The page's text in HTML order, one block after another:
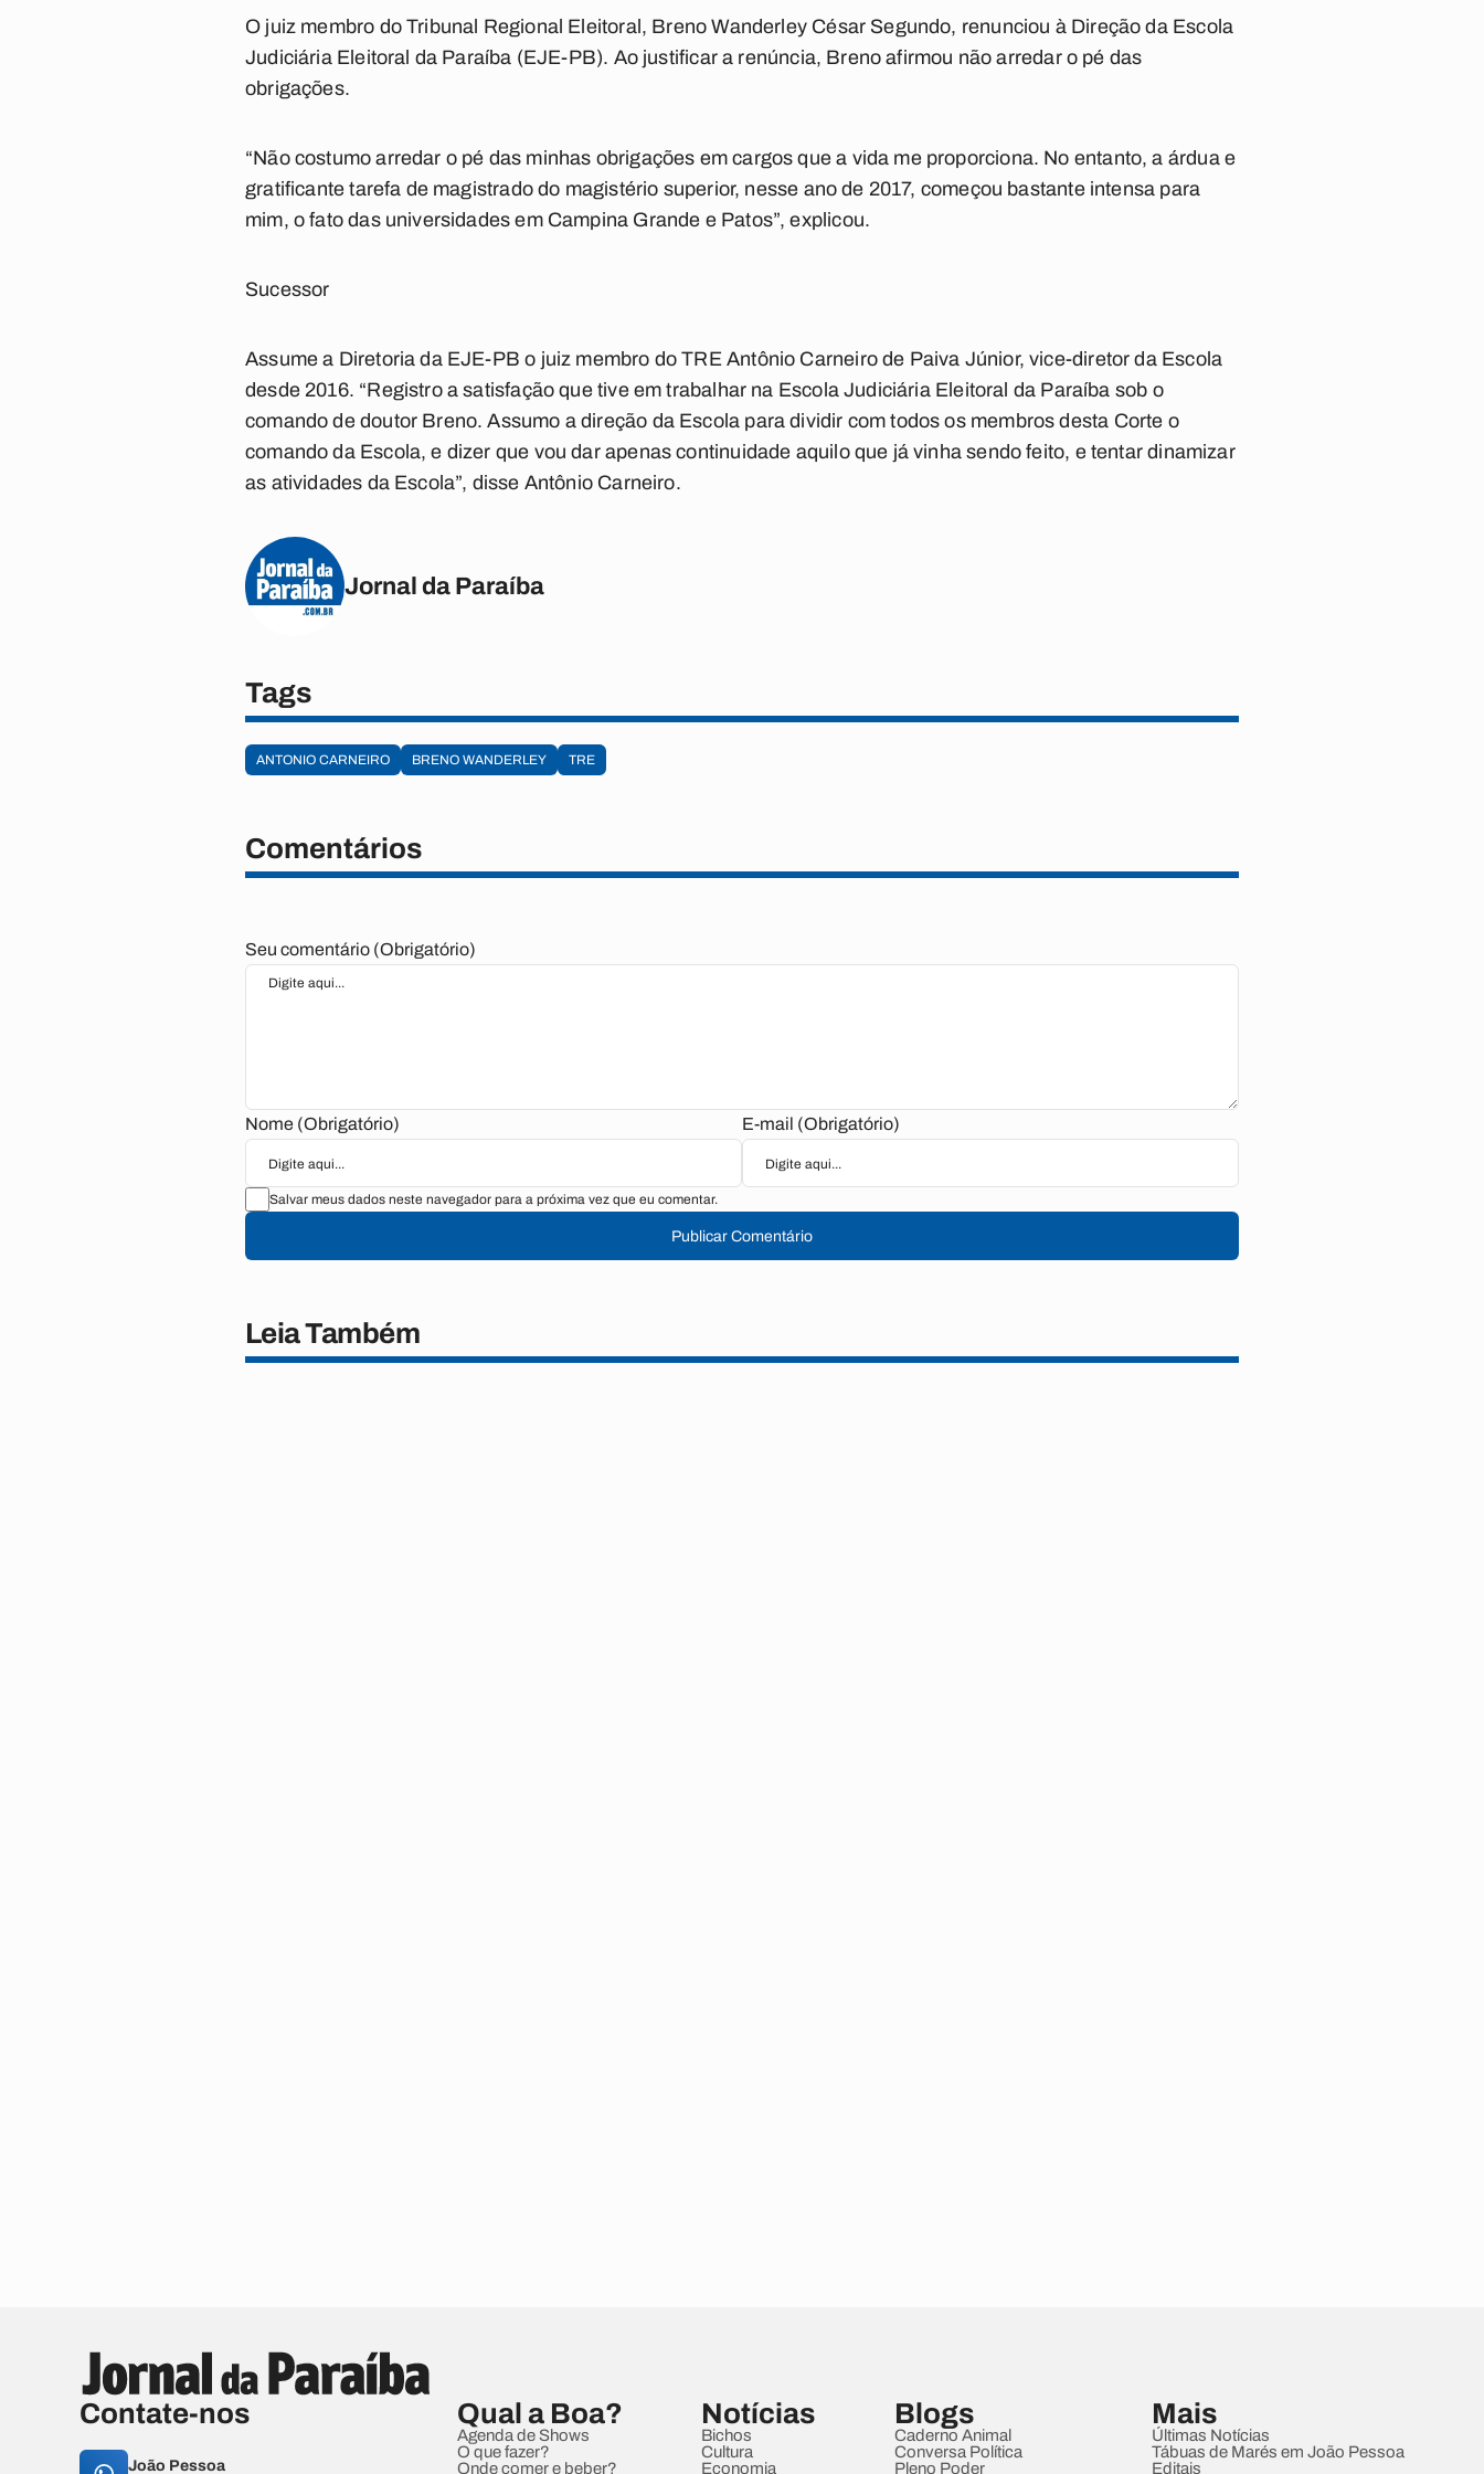
O juiz membro do Tribunal Regional Eleitoral, Breno Wanderley César Segundo, renunciou à Direção da Escola
Judiciária Eleitoral da Paraíba (EJE-PB). Ao justificar a renúncia, Breno afirmou não arredar o pé das
obrigações.
“Não costumo arredar o pé das minhas obrigações em cargos que a vida me proporciona. No entanto, a árdua e
gratificante tarefa de magistrado do magistério superior, nesse ano de 2017, começou bastante intensa para
mim, o fato das universidades em Campina Grande e Patos”, explicou.
Sucessor
Assume a Diretoria da EJE-PB o juiz membro do TRE Antônio Carneiro de Paiva Júnior, vice-diretor da Escola
desde 2016. “Registro a satisfação que tive em trabalhar na Escola Judiciária Eleitoral da Paraíba sob o
comando de doutor Breno. Assumo a direção da Escola para dividir com todos os membros desta Corte o
comando da Escola, e dizer que vou dar apenas continuidade aquilo que já vinha sendo feito, e tentar dinamizar
as atividades da Escola”, disse Antônio Carneiro.
Jornal da Paraíba
Tags
ANTONIO CARNEIRO BRENO WANDERLEY TRE
Comentários
Seu comentário (Obrigatório)
Nome (Obrigatório) E-mail (Obrigatório)
Salvar meus dados neste navegador para a próxima vez que eu comentar.
Publicar Comentário
Leia Também
Contate-nos
João Pessoa
Qual a Boa?
Agenda de Shows
O que fazer?
Onde comer e beber?
Notícias
Bichos
Cultura
Economia
Blogs
Caderno Animal
Conversa Política
Pleno Poder
Mais
Últimas Notícias
Tábuas de Marés em João Pessoa
Editais